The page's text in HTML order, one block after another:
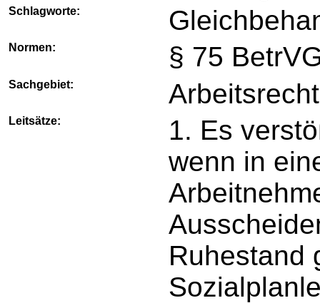
Schlagworte:
Normen: § 75
Sachgebiet: Arbeitsrecht
Leitsätze:
1. Es
wenn in
Ruhestand